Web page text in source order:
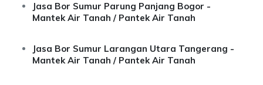
Jasa Bor Sumur Parung Panjang Bogor -
Mantek Air Tanah / Pantek Air Tanah
Jasa Bor Sumur Larangan Utara Tangerang -
Mantek Air Tanah / Pantek Air Tanah